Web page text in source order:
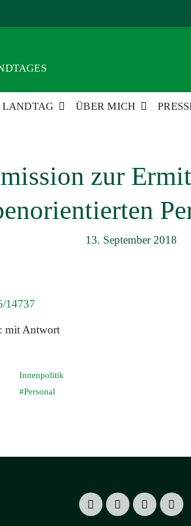
LANDTAG ÜBER MICH
zur
13. September 2018
14737
mit Antwort
Innenpolitik
Personal